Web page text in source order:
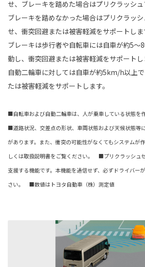
せ、ブレーキを踏めた場合はプリクラッシュ
ブレーキを踏めなかった場合はプリクラッ
せ、衝突回避または被害軽減をサポートし
ブレーキは歩行者や自転車には自車が約5
動し、衝突回避または被害軽減をサポート
自動二輪車に対しては自車が約5km/h以上
たは被害軽減をサポートします。
■自転車および自動二輪車は、人が乗車している状態を
■道路状況、交差点の形状、車両状態および天候状態等
があります。また、衝突の可能性がなくてもシステムが
しくは取扱説明書をご覧ください。 ■プリクラッシュ
支援する機能です。本機能を過信せず、必ずドライバー
さい。 ■数値はトヨタ自動車（株）測定値